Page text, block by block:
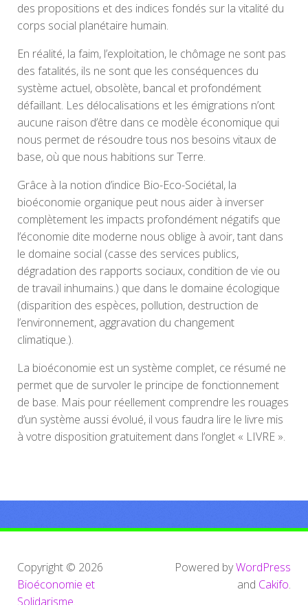
des propositions et des indices fondés sur la vitalité du
corps social planétaire humain.
En réalité, la faim, l’exploitation, le chômage ne sont pas
des fatalités, ils ne sont que les conséquences du
système actuel, obsolète, bancal et profondément
défaillant. Les délocalisations et les émigrations n’ont
aucune raison d’être dans ce modèle économique qui
nous permet de résoudre tous nos besoins vitaux de
base, où que nous habitions sur Terre.
Grâce à la notion d’indice Bio-Eco-Sociétal, la
bioéconomie organique peut nous aider à inverser
complètement les impacts profondément négatifs que
l’économie dite moderne nous oblige à avoir, tant dans
le domaine social (casse des services publics,
dégradation des rapports sociaux, condition de vie ou
de travail inhumains.) que dans le domaine écologique
(disparition des espèces, pollution, destruction de
l’environnement, aggravation du changement
climatique.).
La bioéconomie est un système complet, ce résumé ne
permet que de survoler le principe de fonctionnement
de base. Mais pour réellement comprendre les rouages
d’un système aussi évolué, il vous faudra lire le livre mis
à votre disposition gratuitement dans l’onglet « LIVRE ».
Copyright © 2026
Bioéconomie et
Solidarisme
Powered byWordPress
and Cakifo.